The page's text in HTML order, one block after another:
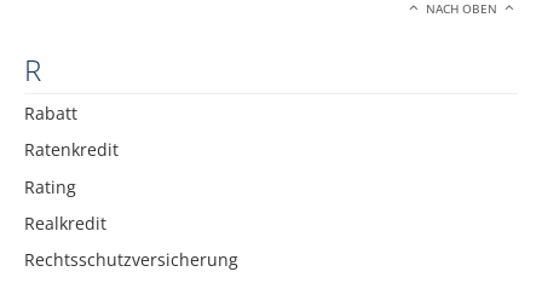
NACH OBEN
R
Rabatt
Ratenkredit
Rating
Realkredit
Rechtsschutzversicherung